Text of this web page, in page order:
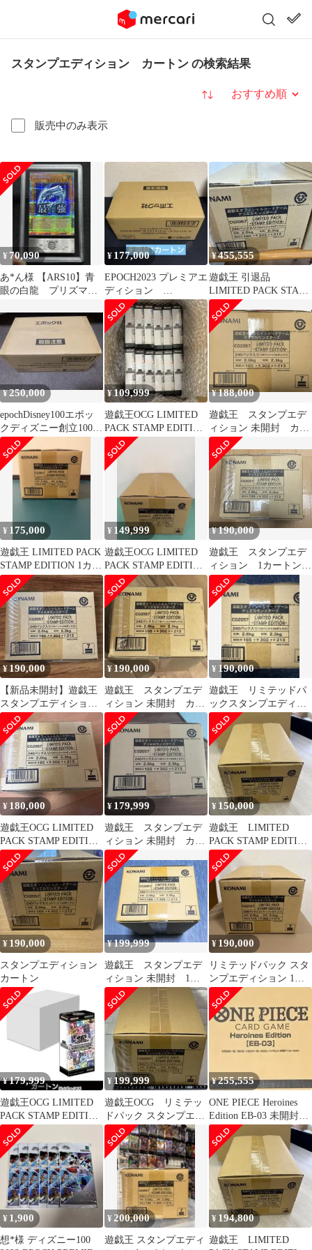
スタンプエディション カートン の検索結果
販売中のみ表示
並び替え
¥ 70,090
あ*ん様 【ARS10】青
眼の白龍 プリズマ
ディション 日
¥ 177,000
EPOCH2023 プレミアエ
ディション
DISNEY100 カートン
¥455,555
遊戯王 引退品
LIMITED PACK STAMP
EDITION など
¥250,000
epochDisney100エポッ
クディズニー創立100周
年 今月のみ値下げ
¥ 109,999
遊戯王OCG LIMITED
PACK STAMP EDITION
12個
¥188,000
遊戯王 スタンプエデ
ィション 未開封 カー
トン
¥ 175,000
遊戯王 LIMITED PACK
STAMP EDITION 1カー
トン未開封
¥ 149,999
遊戯王OCG LIMITED
PACK STAMP EDITION
カートン
¥190,000
遊戯王 スタンプエデ
ィション 1カートン新
品未開封
¥190,000
【新品未開封】遊戯王
スタンプエディション
box 1カートン
¥190,000
遊戯王 スタンプエデ
ィション 未開封 カー
トン
¥ 190,000
遊戯王 リミテッドパ
ックスタンプエディシ
ョン カートン 新品
未開封
¥ 180,000
遊戯王OCG LIMITED
PACK STAMP EDITION
カートン
¥ 179,999
遊戯王 スタンプエデ
ィション 未開封 カー
トン
¥ 150,000
遊戯王 LIMITED
PACK STAMP EDITION
1カートン
¥ 190,000
スタンプエディション
カートン
¥199,999
遊戯王 スタンプエデ
ィション 未開封 1カ
ートン
¥ 190,000
リミテッドパック スタ
ンプエディション 1カ
ートン 未開封
¥179,999
遊戯王OCG LIMITED
PACK STAMP EDITION
1カートン
¥ 199,999
遊戯王OCG リミテッ
ドパック スタンプエデ
ィション 1カートン
（24ボックス）
¥255,555
ONE PIECE Heroines
Edition EB-03 未開封カ
ートン
¥ 1,900
想*様 ディズニー100
¥200,000
遊戯王 スタンプエディ
¥ 194,800
遊戯王 LIMITED